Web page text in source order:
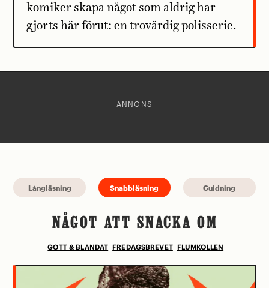
komiker skapa något som aldrig har
gjorts här förut: en trovärdig polisserie.
ANNONS
Långläsning Snabbläsning Guidning
NÅGOT ATT SNACKA OM
GOTT & BLANDAT FREDAGSBREVET FLUMKOLLEN